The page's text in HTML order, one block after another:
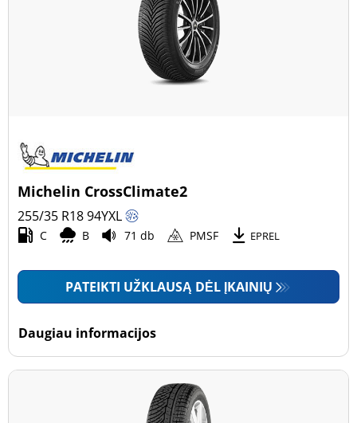
Michelin CrossClimate2
255/35 R1894YXL
C B 71 db PMSF EPREL
PATEIKTI UŽKLAUSĄ DĖL ĮKAINIŲ
Daugiau informacijos